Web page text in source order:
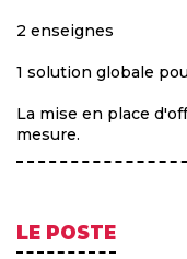
2 enseignes
1 solution globale
La mise en place
mesure.
LE POSTE